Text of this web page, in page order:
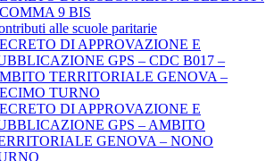
9 BIS
alle scuole paritarie
DI APPROVAZIONE E
GPS – CDC B017 –
TERRITORIALE GENOVA –
TURNO
DI APPROVAZIONE E
GPS – AMBITO
GENOVA – NONO